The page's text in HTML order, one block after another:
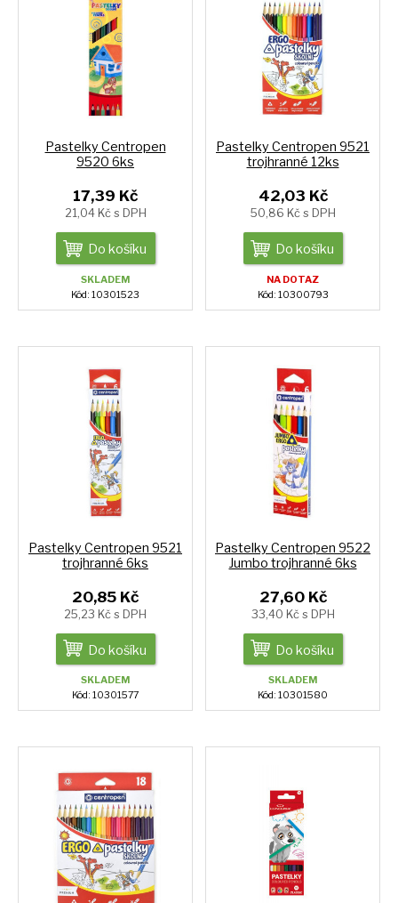
Pastelky Centropen
9520 6ks
17,39 Kč
21,04 Kč s DPH
Do košíku
SKLADEM
Kód: 10301523
Pastelky Centropen 9521
trojhranné 12ks
42,03 Kč
50,86 Kč s DPH
Do košíku
NA DOTAZ
Kód: 10300793
Pastelky Centropen 9521
trojhranné 6ks
20,85 Kč
25,23 Kč s DPH
Do košíku
SKLADEM
Kód: 10301577
Pastelky Centropen 9522
Jumbo trojhranné 6ks
27,60 Kč
33,40 Kč s DPH
Do košíku
SKLADEM
Kód: 10301580